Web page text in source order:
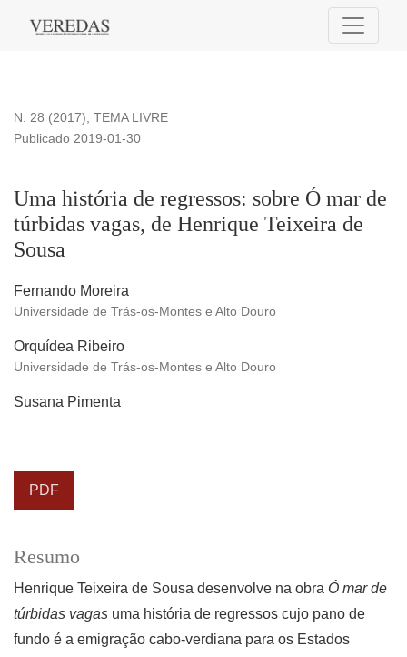
Uma história de regressos: sobre Ó mar de túrbidas vagas,
N. 28 (2017), TEMA LIVRE
Uma história de regressos: sobre Ó mar de
túrbidas vagas, de Henrique Teixeira de
Sousa
Publicado 2019-01-30
Fernando Moreira
Universidade de Trás-os-Montes e Alto Douro
Orquídea Ribeiro
Universidade de Trás-os-Montes e Alto Douro
Susana Pimenta
PDF
Resumo
Henrique Teixeira de Sousa desenvolve na obra Ó mar de
túrbidas vagas uma história de regressos cujo pano de
fundo é a emigração cabo-verdiana para os Estados